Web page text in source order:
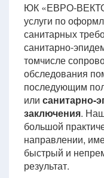
ЮК «ЕВРО-
услуги по
санитарных
санитарно-
томчисле
обследования
последующим
или санитарно-
заключения.
большой
направлении,
быстрый и
результат.